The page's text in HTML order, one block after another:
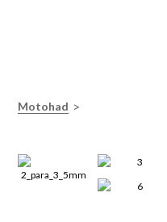
Motohad >